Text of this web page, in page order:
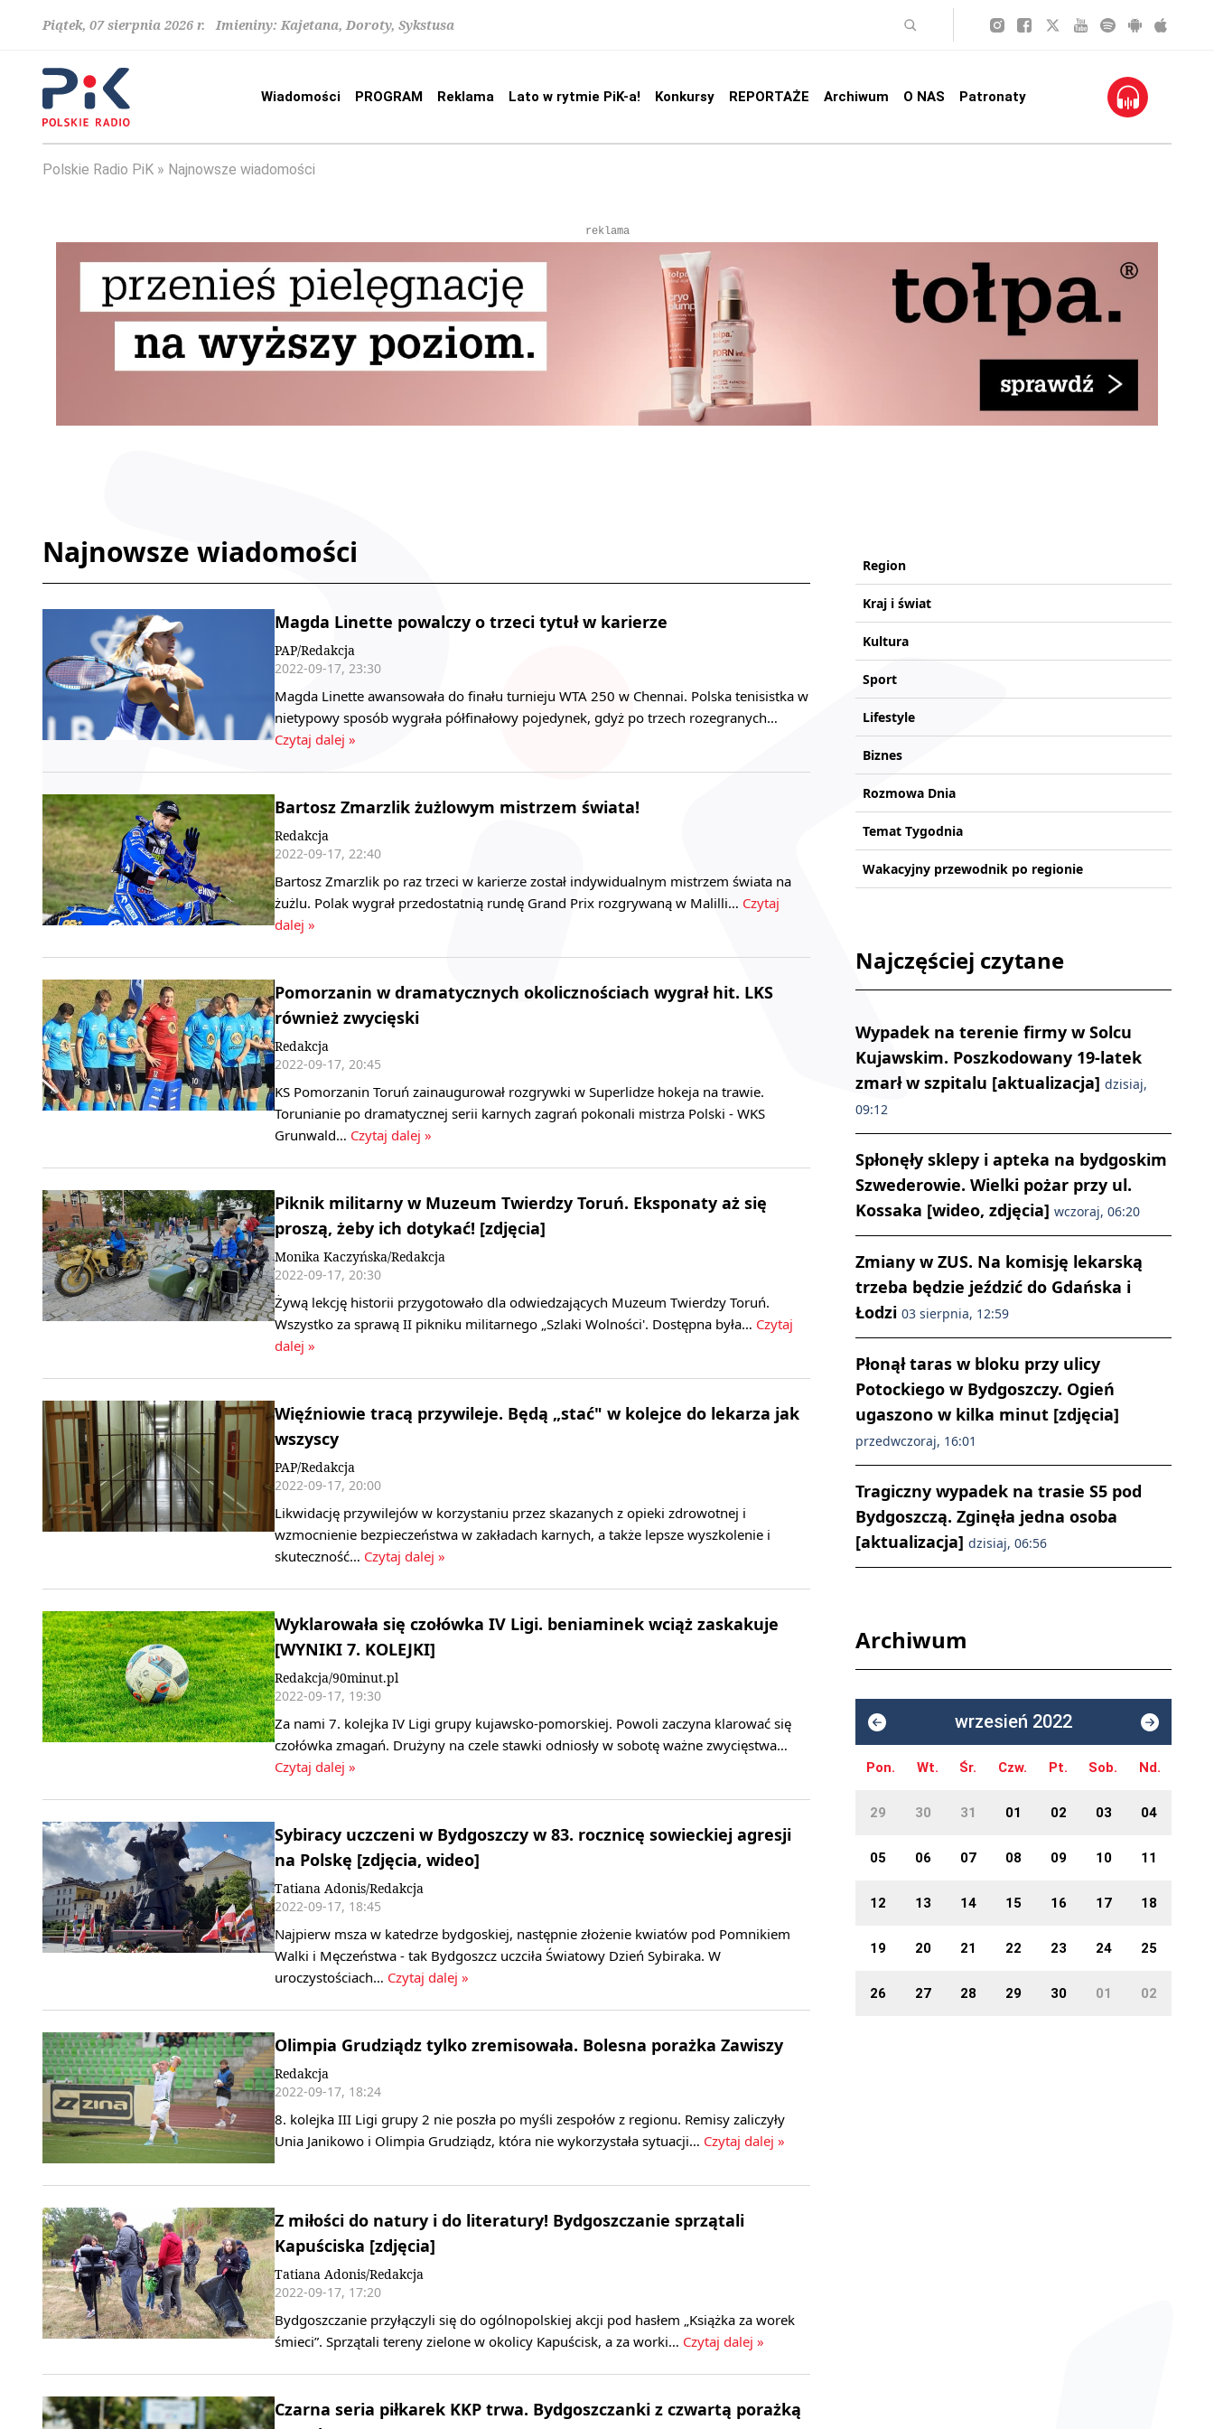
Piątek, 07 sierpnia 2026 r. Imieniny: Kajetana, Doroty, Sykstusa
Wiadomości PROGRAM Reklama Lato w rytmie PiK-a! Konkursy REPORTAŻE Archiwum O NAS Patronaty
Polskie Radio PiK Najnowsze wiadomości
reklama
Najnowsze wiadomości
Magda Linette powalczy o trzeci tytuł w karierze
PAP/Redakcja
2022-09-17, 23:30
Magda Linette awansowała do finału turnieju WTA 250 w Chennai. Polska tenisistka w
nietypowy sposób wygrała półfinałowy pojedynek, gdyż po trzech rozegranych…
Czytaj dalej »
Bartosz Zmarzlik żużlowym mistrzem świata!
Redakcja
2022-09-17, 22:40
Bartosz Zmarzlik po raz trzeci w karierze został indywidualnym mistrzem świata na
żużlu. Polak wygrał przedostatnią rundę Grand Prix rozgrywaną w Malilli… Czytaj
dalej »
Pomorzanin w dramatycznych okolicznościach wygrał hit. LKS
również zwycięski
Redakcja
2022-09-17, 20:45
KS Pomorzanin Toruń zainaugurował rozgrywki w Superlidze hokeja na trawie.
Torunianie po dramatycznej serii karnych zagrań pokonali mistrza Polski - WKS
Grunwald… Czytaj dalej »
Piknik militarny w Muzeum Twierdzy Toruń. Eksponaty aż się
proszą, żeby ich dotykać! [zdjęcia]
Monika Kaczyńska/Redakcja
2022-09-17, 20:30
Żywą lekcję historii przygotowało dla odwiedzających Muzeum Twierdzy Toruń.
Wszystko za sprawą II pikniku militarnego „Szlaki Wolności'. Dostępna była… Czytaj
dalej »
Więźniowie tracą przywileje. Będą „stać" w kolejce do lekarza jak
wszyscy
PAP/Redakcja
2022-09-17, 20:00
Likwidację przywilejów w korzystaniu przez skazanych z opieki zdrowotnej i
wzmocnienie bezpieczeństwa w zakładach karnych, a także lepsze wyszkolenie i
skuteczność… Czytaj dalej »
Wyklarowała się czołówka IV Ligi. beniaminek wciąż zaskakuje
[WYNIKI 7. KOLEJKI]
Redakcja/90minut.pl
2022-09-17, 19:30
Za nami 7. kolejka IV Ligi grupy kujawsko-pomorskiej. Powoli zaczyna klarować się
czołówka zmagań. Drużyny na czele stawki odniosły w sobotę ważne zwycięstwa…
Czytaj dalej »
Sybiracy uczczeni w Bydgoszczy w 83. rocznicę sowieckiej agresji
na Polskę [zdjęcia, wideo]
Tatiana Adonis/Redakcja
2022-09-17, 18:45
Najpierw msza w katedrze bydgoskiej, następnie złożenie kwiatów pod Pomnikiem
Walki i Męczeństwa - tak Bydgoszcz uczciła Światowy Dzień Sybiraka. W
uroczystościach… Czytaj dalej »
Olimpia Grudziądz tylko zremisowała. Bolesna porażka Zawiszy
Redakcja
2022-09-17, 18:24
8. kolejka III Ligi grupy 2 nie poszła po myśli zespołów z regionu. Remisy zaliczyły
Unia Janikowo i Olimpia Grudziądz, która nie wykorzystała sytuacji… Czytaj dalej »
Z miłości do natury i do literatury! Bydgoszczanie sprzątali
Kapuściska [zdjęcia]
Tatiana Adonis/Redakcja
2022-09-17, 17:20
Bydgoszczanie przyłączyli się do ogólnopolskiej akcji pod hasłem „Książka za worek
śmieci”. Sprzątali tereny zielone w okolicy Kapuścisk, a za worki… Czytaj dalej »
Czarna seria piłkarek KKP trwa. Bydgoszczanki z czwartą porażką
Region
Kraj i świat
Kultura
Sport
Lifestyle
Biznes
Rozmowa Dnia
Temat Tygodnia
Wakacyjny przewodnik po regionie
Najczęściej czytane
Wypadek na terenie firmy w Solcu
Kujawskim. Poszkodowany 19-latek
zmarł w szpitalu [aktualizacja] dzisiaj,
09:12
Spłonęły sklepy i apteka na bydgoskim
Szwederowie. Wielki pożar przy ul.
Kossaka [wideo, zdjęcia] wczoraj, 06:20
Zmiany w ZUS. Na komisję lekarską
trzeba będzie jeździć do Gdańska i
Łodzi 03 sierpnia, 12:59
Płonął taras w bloku przy ulicy
Potockiego w Bydgoszczy. Ogień
ugaszono w kilka minut [zdjęcia]
przedwczoraj, 16:01
Tragiczny wypadek na trasie S5 pod
Bydgoszczą. Zginęła jedna osoba
[aktualizacja] dzisiaj, 06:56
Archiwum
wrzesień 2022
Pon. Wt. Śr. Czw. Pt. Sob. Nd.
29 30 31 01 02 03 04
05 06 07 08 09 10 11
12 13 14 15 16 17 18
19 20 21 22 23 24 25
26 27 28 29 30 01 02